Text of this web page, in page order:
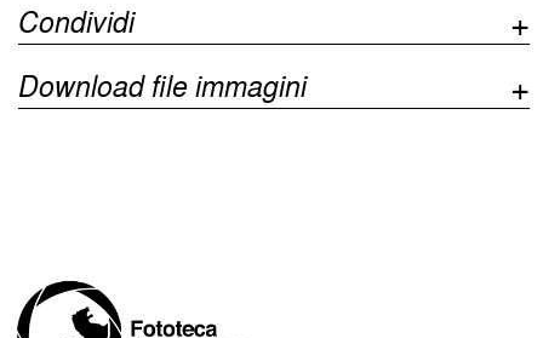
Condividi
Download file immagini